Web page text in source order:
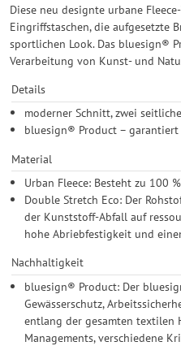
Diese neu designte urbane
Eingriffstaschen, die aufgesetzte
sportlichen Look. Das bluesign®
Verarbeitung von Kunst- und
Details
moderner Schnitt, zwei
bluesign® Product –
Material
Urban Fleece: Besteht zu 100
Double Stretch Eco: Der
der Kunststoff-Abfall auf
hohe Abriebfestigkeit und
Nachhaltigkeit
bluesign® Product: Der
Gewässerschutz,
entlang der gesamten textilen
Managements, verschiedene